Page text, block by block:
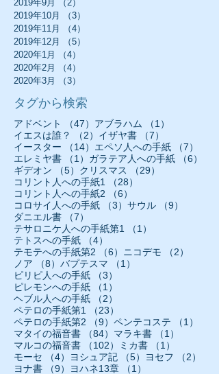
2019年9月 （2）
2019年10月
（3）
2019年11月
（4）
2019年12月
（5）
2020年1月
（4）
2020年2月
（4）
2020年3月
（3）
タグから検索
アドベント （47） 47件の記事
アブラハム （1）
イエスは誰？
（2） 2件の記事
イザヤ書 （7）
イースター
（14） 14件の記事
エペソ人への手紙 （7）
エレミヤ書
（1） 1件の記事
ガラテア人への手紙 （6）
ギデオン
（5） 5件の記事
クリスマス （29）
コリント人への手紙1
（28）
コリント人への手紙2
（6）
コロサイ人への手紙
（3） 3件の記事
サウル （9）
ダニエル書
（7）
テサロニケ人への手紙第1
（1）
テトスへの手紙
（4）
テモテへの手紙第2
（6） 6件の記事
ニコデモ （2）
ノア
（8） 8件の記事
バプテスマ （1）
ピリピ人への手紙
（3）
ピレモンへの手紙
（1）
ヘブル人への手紙
（2）
ペテロの手紙第1
（23）
ペテロの手紙第2
（9） 9件の記事
ペンテコステ （1）
マタイの福音書
（84） 84件の記事
マラキ書 （1）
マルコの福音書
（102） 102件の記事
ミカ書 （1）
モーセ
（4） 4件の記事
ヨシュア記 （5） 5件の記事
ヨセフ （2）
ヨナ書
（9） 9件の記事
ヨハネ13章 （1）